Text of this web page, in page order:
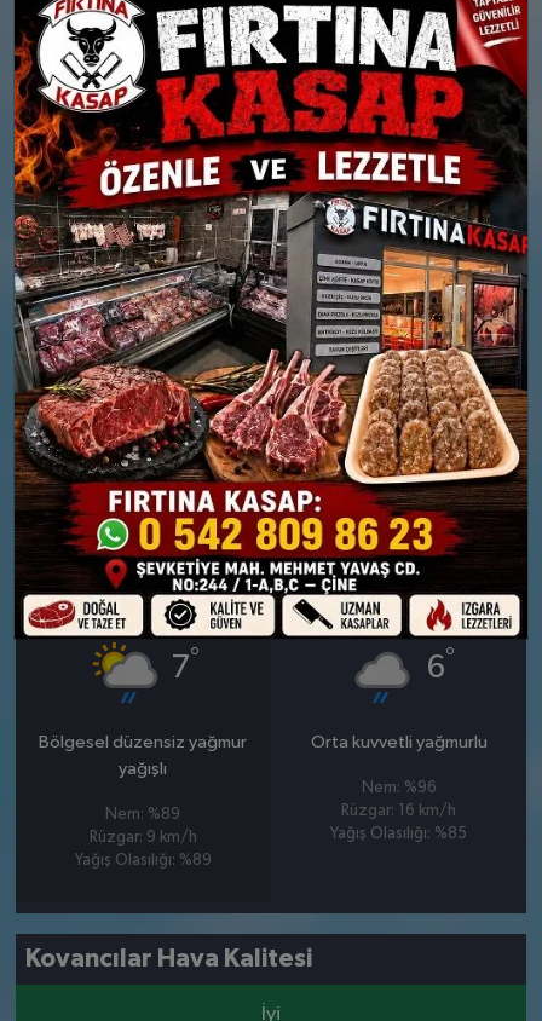
Parçalı Bulutlu
Nem: %76
Rüzgar: 12 km/h
Güneşli
Nem: %64
Rüzgar: 12 km/h
26 MART
PERŞEMBE
8°
Bölgesel düzensiz yağmur
yağışlı
Nem: %73
Rüzgar: 18 km/h
Yağış Olasılığı: %89
27 MART
CUMA
6°
Orta kuvvetli yağmurlu
Nem: %84
Rüzgar: 19 km/h
Yağış Olasılığı: %88
28 MART
CUMARTESI
7°
Bölgesel düzensiz yağmur
yağışlı
Nem: %89
Rüzgar: 9 km/h
Yağış Olasılığı: %89
29 MART
PAZAR
6°
Orta kuvvetli yağmurlu
Nem: %96
Rüzgar: 16 km/h
Yağış Olasılığı: %85
Kovancılar Hava Kalitesi
İyi